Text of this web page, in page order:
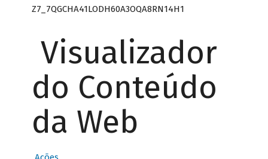
Z7_7QGCHA41LODH60A3OQA8RN14H1
Visualizador
do Conteúdo
da Web